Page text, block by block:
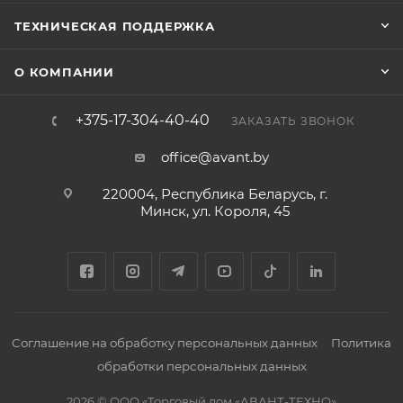
ТЕХНИЧЕСКАЯ ПОДДЕРЖКА
О КОМПАНИИ
+375-17-304-40-40 ЗАКАЗАТЬ ЗВОНОК
office@avant.by
220004, Республика Беларусь, г.
Минск, ул. Короля, 45
Соглашение на обработку персональных данных
Политика
обработки персональных данных